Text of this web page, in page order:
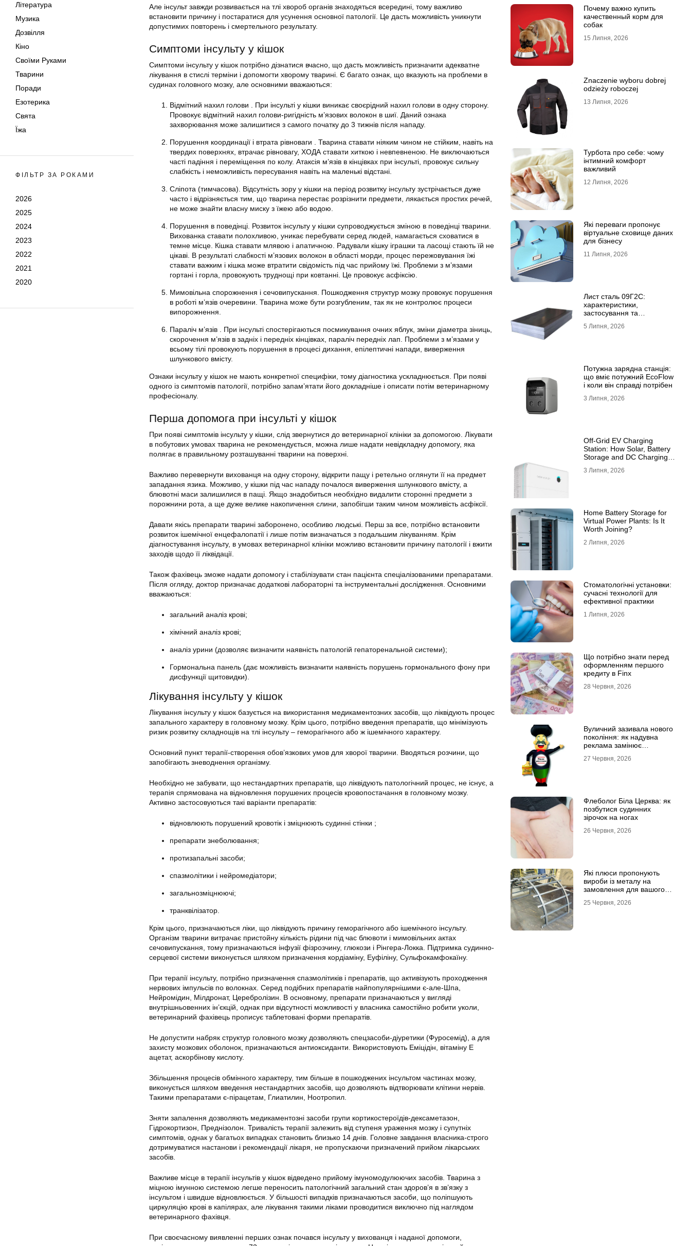
Література
Музика
Дозвілля
Кіно
Своїми Руками
Тварини
Поради
Езотерика
Свята
Їжа
ФІЛЬТР ЗА РОКАМИ
2026
2025
2024
2023
2022
2021
2020
Але інсульт завжди розвивається на тлі хвороб органів знаходяться всередині, тому важливо
встановити причину і постаратися для усунення основної патології. Це дасть можливість уникнути
допустимих повторень і смертельного результату.
Симптоми інсульту у кішок
Симптоми інсульту у кішок потрібно дізнатися вчасно, що дасть можливість призначити адекватне
лікування в стислі терміни і допомогти хворому тварині. Є багато ознак, що вказують на проблеми в
судинах головного мозку, але основними вважаються:
Відмітний нахил голови . При інсульті у кішки виникає своєрідний нахил голови в одну сторону.
Провокує відмітний нахил голови-ригідність м’язових волокон в шиї. Даний ознака
захворювання може залишитися з самого початку до 3 тижнів після нападу.
Порушення координації і втрата рівноваги . Тварина ставати ніяким чином не стійким, навіть на
твердих поверхнях, втрачає рівновагу, ХОДА ставати хиткою і невпевненою. Не виключаються
часті падіння і переміщення по колу. Атаксія м’язів в кінцівках при інсульті, провокує сильну
слабкість і неможливість пересування навіть на маленькі відстані.
Сліпота (тимчасова). Відсутність зору у кішки на період розвитку інсульту зустрічається дуже
часто і відрізняється тим, що тварина перестає розрізнити предмети, лякається простих речей,
не може знайти власну миску з їжею або водою.
Порушення в поведінці. Розвиток інсульту у кішки супроводжується зміною в поведінці тварини.
Вихованка ставати полохливою, уникає перебувати серед людей, намагається сховатися в
темне місце. Кішка ставати млявою і апатичною. Радували кішку іграшки та ласощі стають їй не
цікаві. В результаті слабкості м’язових волокон в області морди, процес пережовування їжі
ставати важким і кішка може втратити свідомість під час прийому їжі. Проблеми з м’язами
гортані і горла, провокують труднощі при ковтанні. Це провокує асфіксію.
Мимовільна спорожнення і сечовипускання. Пошкодження структур мозку провокує порушення
в роботі м’язів очеревини. Тварина може бути розгубленим, так як не контролює процеси
випорожнення.
Параліч м’язів . При інсульті спостерігаються посмикування очних яблук, зміни діаметра зіниць,
скорочення м’язів в задніх і передніх кінцівках, параліч передніх лап. Проблеми з м’язами у
всьому тілі провокують порушення в процесі дихання, епілептичні напади, виверження
шлункового вмісту.
Ознаки інсульту у кішок не мають конкретної специфіки, тому діагностика ускладнюється. При появі
одного із симптомів патології, потрібно запам’ятати його докладніше і описати потім ветеринарному
професіоналу.
Перша допомога при інсульті у кішок
При появі симптомів інсульту у кішки, слід звернутися до ветеринарної клініки за допомогою. Лікувати
в побутових умовах тварина не рекомендується, можна лише надати невідкладну допомогу, яка
полягає в правильному розташуванні тварини на поверхні.
Важливо перевернути вихованця на одну сторону, відкрити пащу і ретельно оглянути її на предмет
западання язика. Можливо, у кішки під час нападу почалося виверження шлункового вмісту, а
блювотні маси залишилися в пащі. Якщо знадобиться необхідно видалити сторонні предмети з
порожнини рота, а ще дуже велике накопичення слини, запобігши таким чином можливість асфіксії.
Давати якісь препарати тварині заборонено, особливо людські. Перш за все, потрібно встановити
розвиток ішемічної енцефалопатії і лише потім визначаться з подальшим лікуванням. Крім
діагностування інсульту, в умовах ветеринарної клініки можливо встановити причину патології і вжити
заходів щодо її ліквідації.
Також фахівець зможе надати допомогу і стабілізувати стан пацієнта спеціалізованими препаратами.
Після огляду, доктор призначає додаткові лабораторні та інструментальні дослідження. Основними
вважаються:
загальний аналіз крові;
хімічний аналіз крові;
аналіз урини (дозволяє визначити наявність патологій гепаторенальной системи);
Гормональна панель (дає можливість визначити наявність порушень гормонального фону при
дисфункції щитовидки).
Лікування інсульту у кішок
Лікування інсульту у кішок базується на використання медикаментозних засобів, що ліквідують процес
запального характеру в головному мозку. Крім цього, потрібно введення препаратів, що мінімізують
ризик розвитку складнощів на тлі інсульту – геморагічного або ж ішемічного характеру.
Основний пункт терапії-створення обов’язкових умов для хворої тварини. Вводяться розчини, що
запобігають зневоднення організму.
Необхідно не забувати, що нестандартних препаратів, що ліквідують патологічний процес, не існує, а
терапія спрямована на відновлення порушених процесів кровопостачання в головному мозку.
Активно застосовуються такі варіанти препаратів:
відновлюють порушений кровотік і зміцнюють судинні стінки ;
препарати знеболювання;
протизапальні засоби;
спазмолітики і нейромедіатори;
загальнозміцнюючі;
транквілізатор.
Крім цього, призначаються ліки, що ліквідують причину геморагічного або ішемічного інсульту.
Організм тварини витрачає пристойну кількість рідини під час блювоти і мимовільних актах
сечовипускання, тому призначаються інфузії фізрозчину, глюкози і Рінгера-Локка. Підтримка судинно-
серцевої системи виконується шляхом призначення кордіаміну, Еуфіліну, Сульфокамфокаїну.
При терапії інсульту, потрібно призначення спазмолітиків і препаратів, що активізують проходження
нервових імпульсів по волокнах. Серед подібних препаратів найпопулярнішими є-але-Шпа,
Нейромідин, Мілдронат, Церебролізин. В основному, препарати призначаються у вигляді
внутрішньовенних ін’єкцій, однак при відсутності можливості у власника самостійно робити уколи,
ветеринарний фахівець прописує таблетовані форми препаратів.
Не допустити набряк структур головного мозку дозволяють спецзасоби-діуретики (Фуросемід), а для
захисту мозкових оболонок, призначаються антиоксиданти. Використовують Еміцідін, вітаміну Е
ацетат, аскорбінову кислоту.
Збільшення процесів обмінного характеру, тим більше в пошкоджених інсультом частинах мозку,
виконується шляхом введення нестандартних засобів, що дозволяють відтворювати клітини нервів.
Такими препаратами є-пірацетам, Глиатилин, Ноотропил.
Зняти запалення дозволяють медикаментозні засоби групи кортикостероїдів-дексаметазон,
Гідрокортизон, Преднізолон. Тривалість терапії залежить від ступеня ураження мозку і супутніх
симптомів, однак у багатьох випадках становить близько 14 днів. Головне завдання власника-строго
дотримуватися настанови і рекомендації лікаря, не пропускаючи призначений прийом лікарських
засобів.
Важливе місце в терапії інсультів у кішок відведено прийому імуномодулюючих засобів. Тварина з
міцною імунною системою легше переносить патологічний загальний стан здоров’я в зв’язку з
інсультом і швидше відновлюється. У більшості випадків призначаються засоби, що поліпшують
циркуляцію крові в капілярах, але лікування такими ліками проводитися виключно під наглядом
ветеринарного фахівця.
При своєчасному виявленні перших ознак почався інсульту у вихованця і наданої допомоги,
Почему важно купить
качественный корм для
собак
15 Липня, 2026
Znaczenie wyboru dobrej
odzieży roboczej
13 Липня, 2026
Турбота про себе: чому
інтимний комфорт
важливий
12 Липня, 2026
Які переваги пропонує
віртуальне сховище даних
для бізнесу
11 Липня, 2026
Лист сталь 09Г2С:
характеристики,
застосування та
10ХСНД
5 Липня, 2026
Потужна зарядна станція:
що вміє потужний EcoFlow
і коли він справді потрібен
3 Липня, 2026
Off-Grid EV Charging
Station: How Solar, Battery
Storage and DC Charging
3 Липня, 2026
Home Battery Storage for
Virtual Power Plants: Is It
Worth Joining?
2 Липня, 2026
Стоматологічні установки:
сучасні технології для
ефективної практики
1 Липня, 2026
Що потрібно знати перед
оформленням першого
кредиту в Finx
28 Червня, 2026
Вуличний зазивала нового
покоління: як надувна
реклама замінює
витрати
27 Червня, 2026
Флеболог Біла Церква: як
позбутися судинних
зірочок на ногах
26 Червня, 2026
Які плюси пропонують
вироби із металу на
замовлення для вашого
25 Червня, 2026